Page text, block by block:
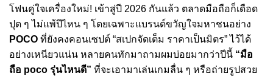
โฟนคู่ใจเครื่องใหม่! เข้าสู่ปี 2026 กันแล้ว ตลาดมือถือก็เดือด
ปุด ๆ ไม่แพ้ปีไหน ๆ โดยเฉพาะแบรนด์ขวัญใจมหาชนอย่าง
POCO ที่ยังคงคอนเซปต์ “สเปกจัดเต็ม ราคาเป็นมิตร” ไว้ได้
อย่างเหนียวแน่น หลายคนทักมาถามผมบ่อยมากว่าปีนี้ “มือ
ถือ poco รุ่นไหนดี” ที่จะเอามาเล่นเกมลื่น ๆ หรือถ่ายรูปสวย